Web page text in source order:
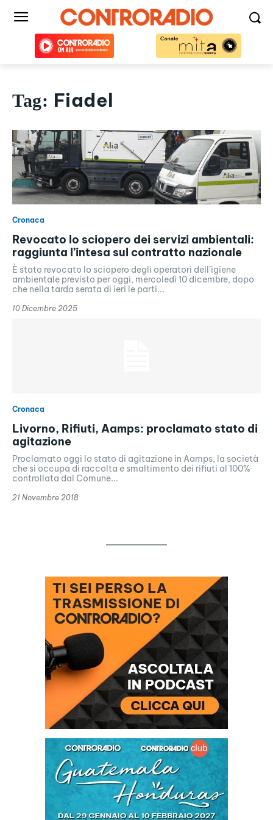
Tag: Fiadel
Cronaca
Revocato lo sciopero dei servizi ambientali:
raggiunta l’intesa sul contratto nazionale
È stato revocato lo sciopero degli operatori dell’igiene
ambientale previsto per oggi, mercoledì 10 dicembre, dopo
che nella tarda serata di ieri le parti...
10 Dicembre 2025
Cronaca
Livorno, Rifiuti, Aamps: proclamato stato di
agitazione
Proclamato oggi lo stato di agitazione in Aamps, la società
che si occupa di raccolta e smaltimento dei rifiuti al 100%
controllata dal Comune...
21 Novembre 2018